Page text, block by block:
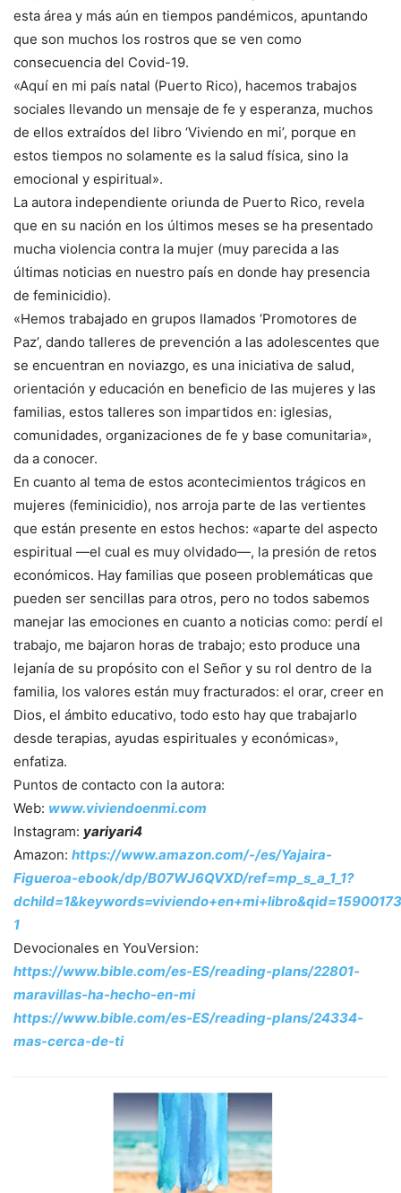
esta área y más aún en tiempos pandémicos, apuntando
que son muchos los rostros que se ven como
consecuencia del Covid-19.
«Aquí en mi país natal (Puerto Rico), hacemos trabajos
sociales llevando un mensaje de fe y esperanza, muchos
de ellos extraídos del libro ‘Viviendo en mi’, porque en
estos tiempos no solamente es la salud física, sino la
emocional y espiritual».
La autora independiente oriunda de Puerto Rico, revela
que en su nación en los últimos meses se ha presentado
mucha violencia contra la mujer (muy parecida a las
últimas noticias en nuestro país en donde hay presencia
de feminicidio).
«Hemos trabajado en grupos llamados ‘Promotores de
Paz’, dando talleres de prevención a las adolescentes que
se encuentran en noviazgo, es una iniciativa de salud,
orientación y educación en beneficio de las mujeres y las
familias, estos talleres son impartidos en: iglesias,
comunidades, organizaciones de fe y base comunitaria»,
da a conocer.
En cuanto al tema de estos acontecimientos trágicos en
mujeres (feminicidio), nos arroja parte de las vertientes
que están presente en estos hechos: «aparte del aspecto
espiritual —el cual es muy olvidado—, la presión de retos
económicos. Hay familias que poseen problemáticas que
pueden ser sencillas para otros, pero no todos sabemos
manejar las emociones en cuanto a noticias como: perdí el
trabajo, me bajaron horas de trabajo; esto produce una
lejanía de su propósito con el Señor y su rol dentro de la
familia, los valores están muy fracturados: el orar, creer en
Dios, el ámbito educativo, todo esto hay que trabajarlo
desde terapias, ayudas espirituales y económicas»,
enfatiza.
Puntos de contacto con la autora:
Web: www.viviendoenmi.com
Instagram: yariyari4
Amazon: https://www.amazon.com/-/es/Yajaira-
Figueroa-ebook/dp/B07WJ6QVXD/ref=mp_s_a_1_1?
1
Devocionales en YouVersion:
https://www.bible.com/es-ES/reading-plans/22801-
maravillas-ha-hecho-en-mi
https://www.bible.com/es-ES/reading-plans/24334-
mas-cerca-de-ti